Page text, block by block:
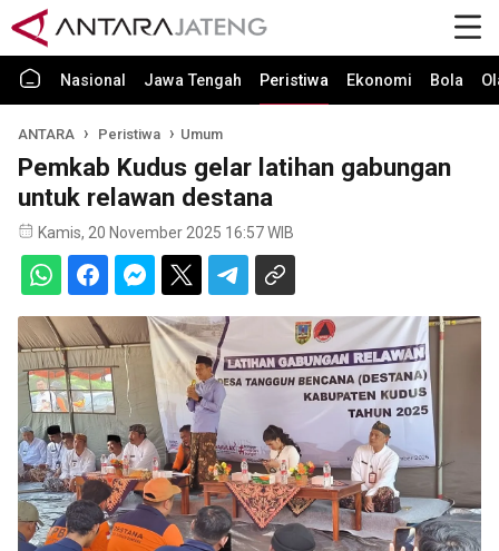
Nasional Jawa Tengah Peristiwa Ekonomi Bola
ANTARA Peristiwa Umum
Pemkab Kudus gelar latihan gabungan
untuk relawan destana
Kamis, 20 November 2025 16:57 WIB